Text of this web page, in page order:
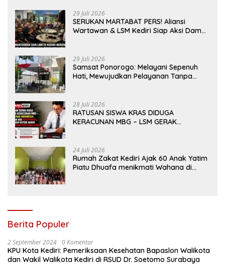
29 Juli 2026
SERUKAN MARTABAT PERS! Aliansi
Wartawan & LSM Kediri Siap Aksi Damai:
29 Juli 2026
Samsat Ponorogo: Melayani Sepenuh
Hati, Mewujudkan Pelayanan Tanpa
28 Juli 2026
RATUSAN SISWA KRAS DIDUGA
KERACUNAN MBG – LSM GERAK
YANG TIDAK LAYAK
24 Juli 2026
Rumah Zakat Kediri Ajak 60 Anak Yatim
Piatu Dhuafa menikmati Wahana di
Berita Populer
2 September 2024 0 Komentar
KPU Kota Kediri: Pemeriksaan Kesehatan Bapaslon Walikota
dan Wakil Walikota Kediri di RSUD Dr. Soetomo Surabaya